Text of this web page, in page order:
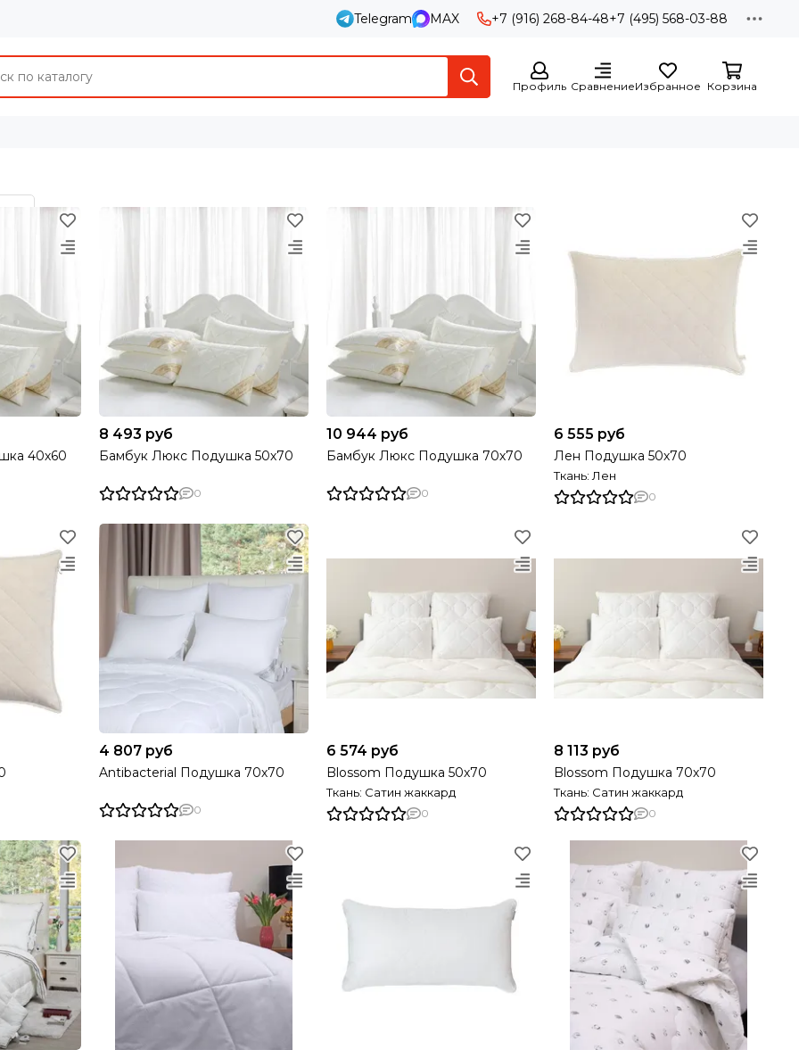
Telegram MAX +7 (916) 268-84-48+7 (495) 568-03-88
Профиль СравнениеИзбранное Корзина
40х60
8 493 руб
Бамбук Люкс Подушка 50х70
0
10 944 руб
Бамбук Люкс Подушка 70х70
0
6 555 руб
Лен Подушка 50х70
Ткань: Лен
0
4 807 руб
Antibacterial Подушка 70х70
0
6 574 руб
Blossom Подушка 50х70
Ткань: Сатин жаккард
0
8 113 руб
Blossom Подушка 70х70
Ткань: Сатин жаккард
0